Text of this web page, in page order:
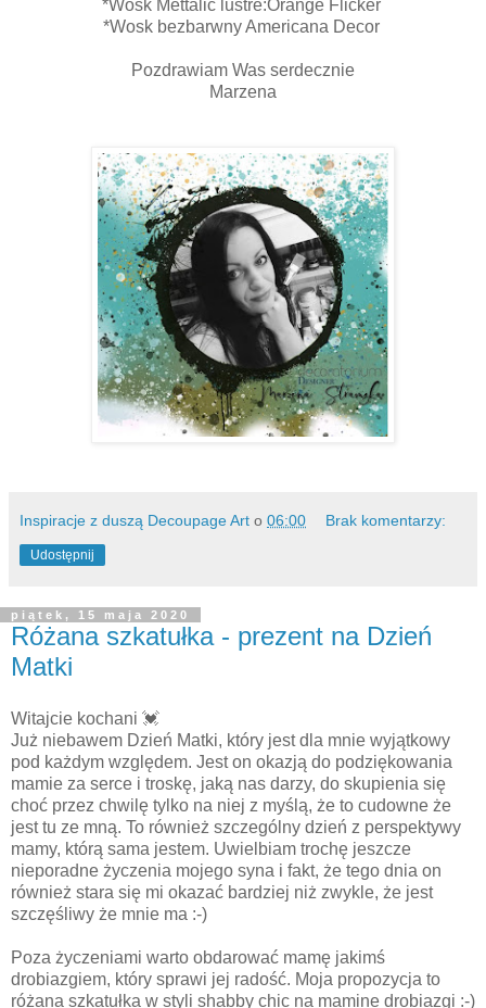
*Wosk Mettalic lustre:Orange Flicker
*Wosk bezbarwny Americana Decor
Pozdrawiam Was serdecznie
Marzena
Inspiracje z duszą Decoupage Art o 06:00 Brak komentarzy:
Udostępnij
piątek, 15 maja 2020
Różana szkatułka - prezent na Dzień
Matki
Witajcie kochani 💓
Już niebawem Dzień Matki, który jest dla mnie wyjątkowy
pod każdym względem. Jest on okazją do podziękowania
mamie za serce i troskę, jaką nas darzy, do skupienia się
choć przez chwilę tylko na niej z myślą, że to cudowne że
jest tu ze mną. To również szczególny dzień z perspektywy
mamy, którą sama jestem. Uwielbiam trochę jeszcze
nieporadne życzenia mojego syna i fakt, że tego dnia on
również stara się mi okazać bardziej niż zwykle, że jest
szczęśliwy że mnie ma :-)
Poza życzeniami warto obdarować mamę jakimś
drobiazgiem, który sprawi jej radość. Moja propozycja to
różana szkatułka w styli shabby chic na mamine drobiazgi :-)